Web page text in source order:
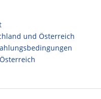
und Österreich